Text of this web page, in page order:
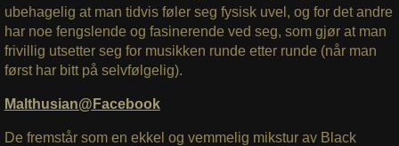
ubehagelig at man tidvis føler seg fysisk uvel, og for det andre
har noe fengslende og fasinerende ved seg, som gjør at man
frivillig utsetter seg for musikken runde etter runde (når man
først har bitt på selvfølgelig).
Malthusian@Facebook
De fremstår som en ekkel og vemmelig mikstur av Black